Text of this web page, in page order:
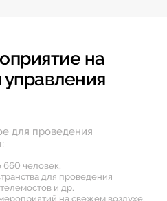
на
для проведения
660 человек.
для проведения
и др.
на свежем воздухе.